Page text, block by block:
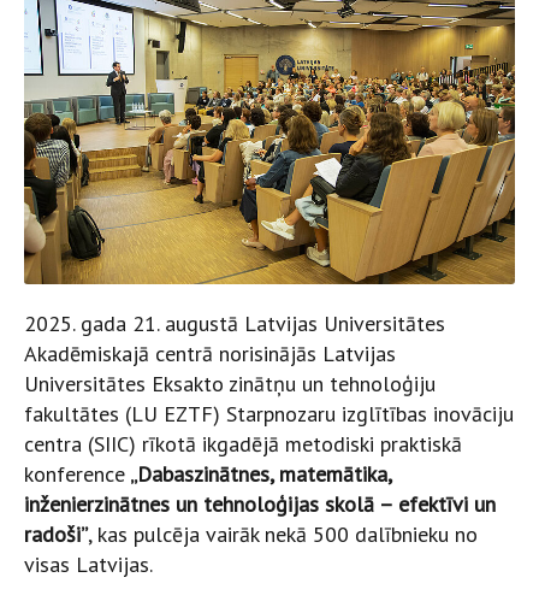
2025. gada 21. augustā Latvijas Universitātes
Akadēmiskajā centrā norisinājās Latvijas
Universitātes Eksakto zinātņu un tehnoloģiju
fakultātes (LU EZTF) Starpnozaru izglītības inovāciju
centra (SIIC) rīkotā ikgadējā metodiski praktiskā
konference „Dabaszinātnes, matemātika,
inženierzinātnes un tehnoloģijas skolā – efektīvi un
radoši”, kas pulcēja vairāk nekā 500 dalībnieku no
visas Latvijas.